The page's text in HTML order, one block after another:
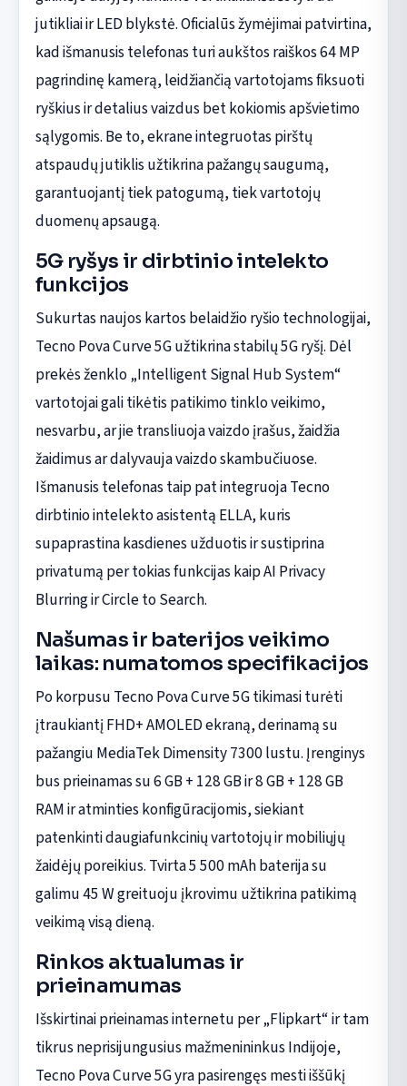
jutikliai ir LED blykstė. Oficialūs žymėjimai patvirtina,
kad išmanusis telefonas turi aukštos raiškos 64 MP
pagrindinę kamerą, leidžiančią vartotojams fiksuoti
ryškius ir detalius vaizdus bet kokiomis apšvietimo
sąlygomis. Be to, ekrane integruotas pirštų
atspaudų jutiklis užtikrina pažangų saugumą,
garantuojantį tiek patogumą, tiek vartotojų
duomenų apsaugą.
5G ryšys ir dirbtinio intelekto
funkcijos
Sukurtas naujos kartos belaidžio ryšio technologijai,
Tecno Pova Curve 5G užtikrina stabilų 5G ryšį. Dėl
prekės ženklo „Intelligent Signal Hub System“
vartotojai gali tikėtis patikimo tinklo veikimo,
nesvarbu, ar jie transliuoja vaizdo įrašus, žaidžia
žaidimus ar dalyvauja vaizdo skambučiuose.
Išmanusis telefonas taip pat integruoja Tecno
dirbtinio intelekto asistentą ELLA, kuris
supaprastina kasdienes užduotis ir sustiprina
privatumą per tokias funkcijas kaip AI Privacy
Blurring ir Circle to Search.
Našumas ir baterijos veikimo
laikas: numatomos specifikacijos
Po korpusu Tecno Pova Curve 5G tikimasi turėti
įtraukiantį FHD+ AMOLED ekraną, derinamą su
pažangiu MediaTek Dimensity 7300 lustu. Įrenginys
bus prieinamas su 6 GB + 128 GB ir 8 GB + 128 GB
RAM ir atminties konfigūracijomis, siekiant
patenkinti daugiafunkcinių vartotojų ir mobiliųjų
žaidėjų poreikius. Tvirta 5 500 mAh baterija su
galimu 45 W greituoju įkrovimu užtikrina patikimą
veikimą visą dieną.
Rinkos aktualumas ir
prieinamumas
Išskirtinai prieinamas internetu per „Flipkart“ ir tam
tikrus neprisijungusius mažmenininkus Indijoje,
Tecno Pova Curve 5G yra pasirengęs mesti iššūkį